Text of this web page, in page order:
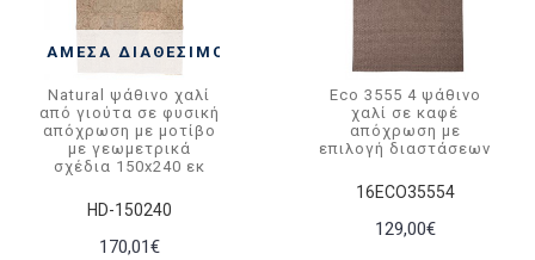
ΆΜΕΣΑ ΔΙΑΘΈΣΙΜΟ
HD-150240
Natural ψάθινο χαλί
από γιούτα σε φυσική
απόχρωση με μοτίβο
με γεωμετρικά
σχέδια 150x240 εκ
170,01€
16ECO35554
Eco 3555 4 ψάθινο
χαλί σε καφέ
απόχρωση με
επιλογή διαστάσεων
129,00€